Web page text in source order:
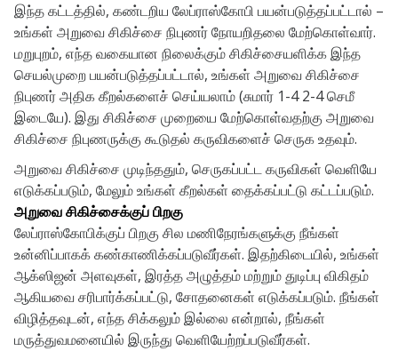
இந்த கட்டத்தில், கண்டறிய லேப்ராஸ்கோபி பயன்படுத்தப்பட்டால் –
உங்கள் அறுவை சிகிச்சை நிபுணர் நோயறிதலை மேற்கொள்வார்.
மறுபுறம், எந்த வகையான நிலைக்கும் சிகிச்சையளிக்க இந்த
செயல்முறை பயன்படுத்தப்பட்டால், உங்கள் அறுவை சிகிச்சை
நிபுணர் அதிக கீறல்களைச் செய்யலாம் (சுமார் 1-4 2-4 செமீ
இடையே). இது சிகிச்சை முறையை மேற்கொள்வதற்கு அறுவை
சிகிச்சை நிபுணருக்கு கூடுதல் கருவிகளைச் செருக உதவும்.
அறுவை சிகிச்சை முடிந்ததும், செருகப்பட்ட கருவிகள் வெளியே
எடுக்கப்படும், மேலும் உங்கள் கீறல்கள் தைக்கப்பட்டு கட்டப்படும்.
அறுவை சிகிச்சைக்குப் பிறகு
லேப்ராஸ்கோபிக்குப் பிறகு சில மணிநேரங்களுக்கு நீங்கள்
உன்னிப்பாகக் கண்காணிக்கப்படுவீர்கள். இதற்கிடையில், உங்கள்
ஆக்ஸிஜன் அளவுகள், இரத்த அழுத்தம் மற்றும் துடிப்பு விகிதம்
ஆகியவை சரிபார்க்கப்பட்டு, சோதனைகள் எடுக்கப்படும். நீங்கள்
விழித்தவுடன், எந்த சிக்கலும் இல்லை என்றால், நீங்கள்
மருத்துவமனையில் இருந்து வெளியேற்றப்படுவீர்கள்.